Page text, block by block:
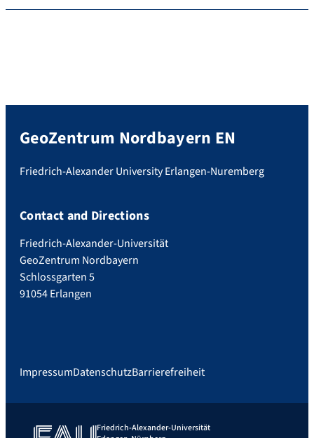
GeoZentrum Nordbayern EN
Friedrich-Alexander University Erlangen-Nuremberg
Contact and Directions
Friedrich-Alexander-Universität
GeoZentrum Nordbayern
Schlossgarten 5
91054 Erlangen
ImpressumDatenschutzBarrierefreiheit
Friedrich-Alexander-Universität